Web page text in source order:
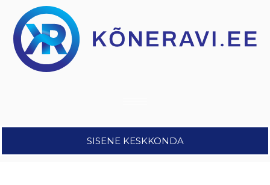
SISENE KESKKONDA